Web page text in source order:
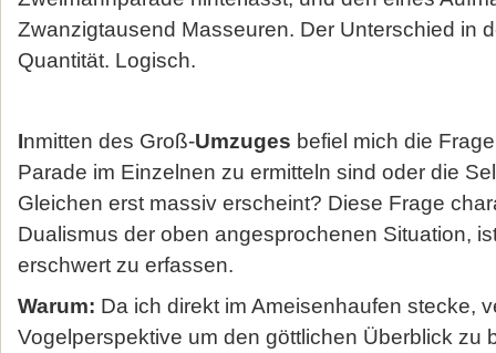
Zwanzigtausend Masseuren. Der Unterschied in
Quantität. Logisch.
Inmitten des Groß-Umzuges befiel mich die
Parade im Einzelnen zu ermitteln sind oder die
Gleichen erst massiv erscheint? Diese Frage
Dualismus der oben angesprochenen Situation,
erschwert zu erfassen.
Warum: Da ich direkt im Ameisenhaufen stecke,
Vogelperspektive um den göttlichen Überblick zu